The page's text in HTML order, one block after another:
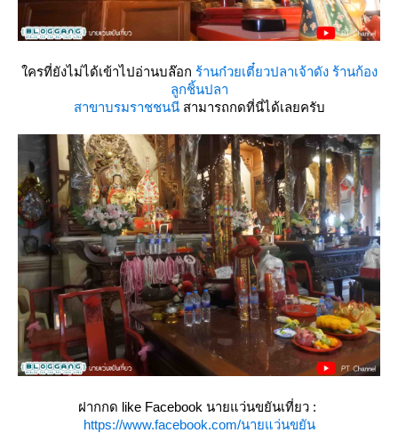
ครที่ยังไม่ได้เข้าไปอ่านบล๊อก ร้านก๋วยเตี๋ยวปลาเจ้าดัง ร้านก้อง
ลูกชิ้นปลา
สาขาบรมราชชนนีสามารถกดที่นี่ได้เลยครับ
ฝากกด like Facebook นายแว่นขยันเที่ยว :
https://www.facebook.com/นายแว่นขยัน